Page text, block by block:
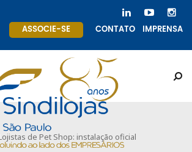
ASSOCIE-SE CONTATO IMPRENSA
de Pet Shop: instalação oficial